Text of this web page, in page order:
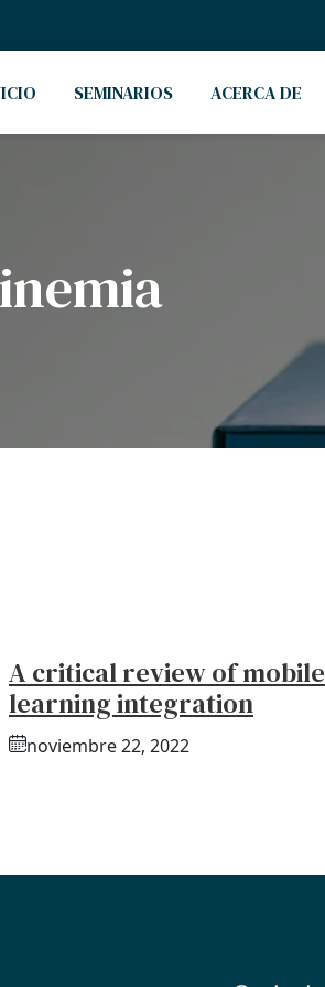
SEMINARIOS ACERCA DE
A critical review of mobile
learning integration
noviembre 22, 2022